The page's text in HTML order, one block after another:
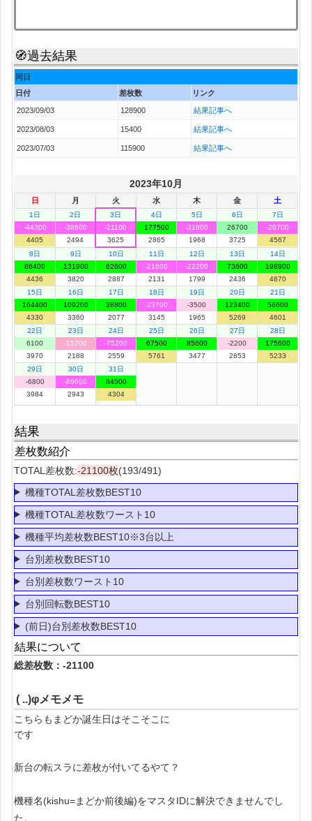
🧭過去結果
同日
日付
差枚数 リンク
2023/09/03 128900 結果記事へ
2023/08/03 15400 結果記事へ
2023/07/03 115900 結果記事へ
2023年10月
日 月 火 水 木 金 土
1日
-44300
4405
2日
-38600
2494
3日
-21100
3625
4日
177500
2865
5日
-31800
1968
6日
26700
3725
7日
-28700
4567
8日
86400
4436
9日
131900
3820
10日
62600
2887
11日
-21600
2131
12日
-22200
1799
13日
73600
2436
14日
198900
4870
15日
164400
4330
16日
109200
3360
17日
38800
2077
18日
-23700
3145
19日
-3500
1965
20日
123400
5269
21日
56600
4601
22日
6100
3970
23日
-15700
2188
24日
-75200
2559
25日
67500
5761
26日
85600
3477
27日
-2200
2853
28日
175600
5233
29日
-6800
3984
30日
-89600
2943
31日
84500
4304
結果
差枚数紹介
TOTAL差枚数:-21100枚(193/491)
機種TOTAL差枚数BEST10
機種TOTAL差枚数ワースト10
機種平均差枚数BEST10※3台以上
台別差枚数BEST10
台別差枚数ワースト10
台別回転数BEST10
(前日)台別差枚数BEST10
結果について
総差枚数：-21100
( ..)φメモメモ
こちらもまどか誕生日はそこそこに
です
新台の転スラに差枚が付いてるやて？
機種名(kishu=まどか前後編)をマスタIDに解決できませんでし
た。